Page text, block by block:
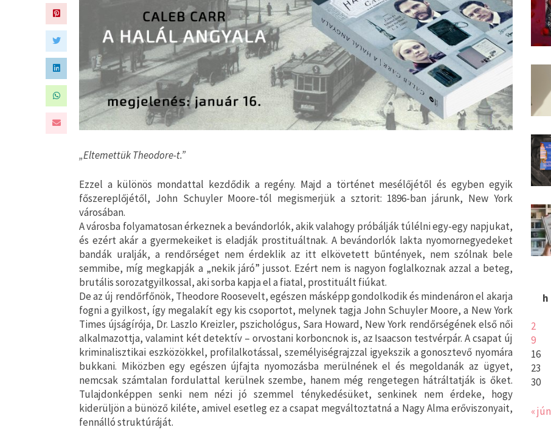
„Eltemettük Theodore-t.”
Ezzel a különös mondattal kezdődik a regény. Majd a történet mesélőjétől és egyben egyik
főszereplőjétől, John Schuyler Moore-tól megismerjük a sztorit: 1896-ban járunk, New York
városában.
A városba folyamatosan érkeznek a bevándorlók, akik valahogy próbálják túlélni egy-egy napjukat,
és ezért akár a gyermekeiket is eladják prostituáltnak. A bevándorlók lakta nyomornegyedeket
bandák uralják, a rendőrséget nem érdeklik az itt elkövetett bűntények, nem szólnak bele
semmibe, míg megkapják a „nekik járó” jussot. Ezért nem is nagyon foglalkoznak azzal a beteg,
brutális sorozatgyilkossal, aki sorba kapja el a fiatal, prostituált fiúkat.
De az új rendőrfőnök, Theodore Roosevelt, egészen másképp gondolkodik és mindenáron el akarja
fogni a gyilkost, így megalakít egy kis csoportot, melynek tagja John Schuyler Moore, a New York
Times újságírója, Dr. Laszlo Kreizler, pszichológus, Sara Howard, New York rendőrségének első női
alkalmazottja, valamint két detektív – orvostani korboncnok is, az Isaacson testvérpár. A csapat új
kriminalisztikai eszközökkel, profilalkotással, személyiségrajzzal igyekszik a gonosztevő nyomára
bukkani. Miközben egy egészen újfajta nyomozásba merülnének el és megoldanák az ügyet,
nemcsak számtalan fordulattal kerülnek szembe, hanem még rengetegen hátráltatják is őket.
Tulajdonképpen senki nem nézi jó szemmel ténykedésüket, senkinek nem érdeke, hogy
kiderüljön a bünöző kiléte, amivel esetleg ez a csapat megváltoztatná a Nagy Alma erőviszonyait,
fennálló struktúráját.
h
2
9
16
23
30
« jún